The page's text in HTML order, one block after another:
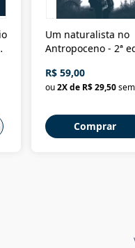
Um naturalista no
Antropoceno - 2ª
selvagem
R$ 59,00
ou2X de R$ 29,50
Comprar